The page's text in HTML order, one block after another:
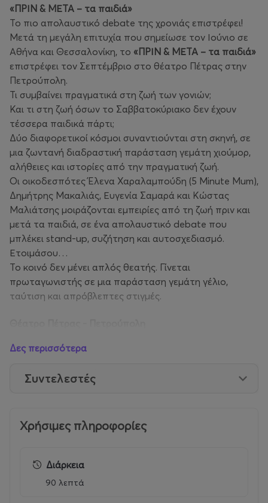
«ΠΡΙΝ & ΜΕΤΑ – τα παιδιά»
Το πιο απολαυστικό debate της χρονιάς επιστρέφει!
Μετά τη μεγάλη επιτυχία που σημείωσε τον Ιούνιο σε
Αθήνα και Θεσσαλονίκη, το «ΠΡΙΝ & ΜΕΤΑ – τα παιδιά»
επιστρέφει τον Σεπτέμβριο στο θέατρο Πέτρας στην
Πετρούπολη.
Τι συμβαίνει πραγματικά στη ζωή των γονιών;
Και τι στη ζωή όσων το Σαββατοκύριακο δεν έχουν
τέσσερα παιδικά πάρτι;
Δύο διαφορετικοί κόσμοι συναντιούνται στη σκηνή, σε
μια ζωντανή διαδραστική παράσταση γεμάτη χιούμορ,
αλήθειες και ιστορίες από την πραγματική ζωή.
Οι οικοδεσπότες Έλενα Χαραλαμπούδη (5 Minute Mum),
Δημήτρης Μακαλιάς, Ευγενία Σαμαρά και Κώστας
Μαλιάτσης μοιράζονται εμπειρίες από τη ζωή πριν και
μετά τα παιδιά, σε ένα απολαυστικό debate που
μπλέκει stand-up, συζήτηση και αυτοσχεδιασμό.
Ετοιμάσου…
Το κοινό δεν μένει απλός θεατής. Γίνεται
πρωταγωνιστής σε μια παράσταση γεμάτη γέλιο,
ταύτιση και απρόβλεπτες στιγμές.
Early Birds: 15€
Ταμείο - ημέρα παράστασης : 20€
ΕΙΣΙΤΗΡΙΑ ΑΜΕΑ: Ελεύθερη με επίδειξη κάρτας στην
είσοδο του θεάτρου
Δες περισσότερα
Συντελεστές
Χρήσιμες πληροφορίες
Διάρκεια
90 λεπτά